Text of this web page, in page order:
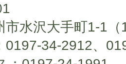
市水沢大手町1-1（
0197-34-2912、